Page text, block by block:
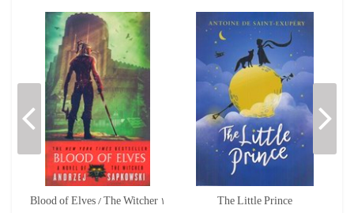
Blood of Elves / The Witcher 1 The Little Prince